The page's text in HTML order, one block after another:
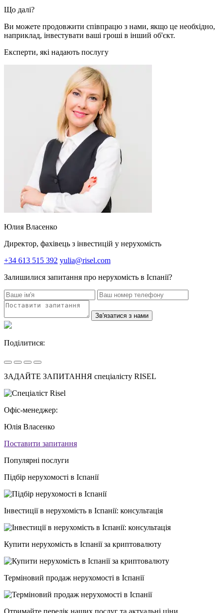
Що далі?
Ви можете продовжити співпрацю з нами, якщо це необхідно,
наприклад, інвестувати ваші гроші в інший об'єкт.
Експерти, які надають послугу
Юлия Власенко
Директор, фахівець з інвестицій у нерухомість
+34 613 515 392 yulia@risel.com
Залишилися запитання про нерухомість в Іспанії?
Зв'язатися з нами
Поділитися:
ЗАДАЙТЕ ЗАПИТАННЯ спеціалісту RISEL
Офіс-менеджер:
Юлія Власенко
Поставити запитання
Популярні послуги
Підбір нерухомості в Іспанії
Інвестиції в нерухомість в Іспанії: консультація
Купити нерухомість в Іспанії за криптовалюту
Терміновий продаж нерухомості в Іспанії